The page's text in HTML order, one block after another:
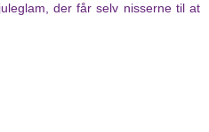
der får selv nisserne til at